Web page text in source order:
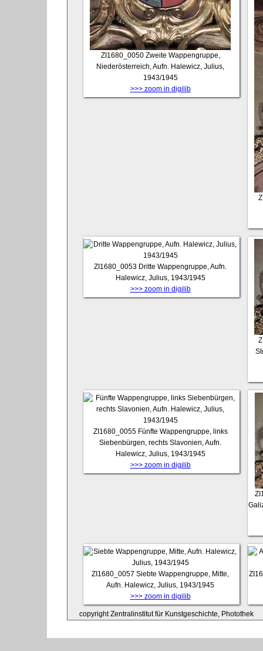
ZI1680_0050 Zweite Wappengruppe,
Niederösterreich, Aufn. Halewicz, Julius,
1943/1945
>>> zoom in digilib
ZI1680_0053 Dritte Wappengruppe, Aufn.
Halewicz, Julius, 1943/1945
>>> zoom in digilib
ZI1680_0055 Fünfte Wappengruppe, links
Siebenbürgen, rechts Slavonien, Aufn.
Halewicz, Julius, 1943/1945
>>> zoom in digilib
ZI1680_0057 Siebte Wappengruppe, Mitte,
Aufn. Halewicz, Julius, 1943/1945
>>> zoom in digilib
copyright Zentralinstitut für Kunstgeschichte, Photothek